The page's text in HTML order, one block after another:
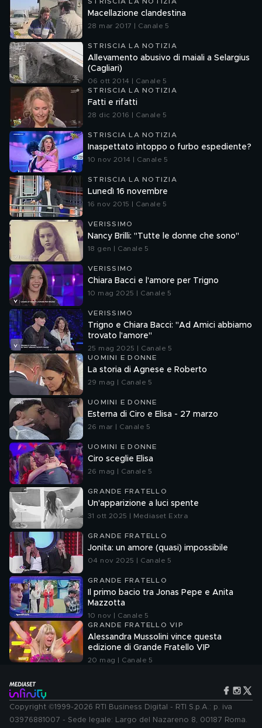
Macellazione clandestina
28 mar 2017 | Canale 5
STRISCIA LA NOTIZIA
Allevamento abusivo di maiali a Selargius
(Cagliari)
06 ott 2014 | Canale 5
STRISCIA LA NOTIZIA
Fatti e rifatti
28 dic 2016 | Canale 5
STRISCIA LA NOTIZIA
Inaspettato intoppo o furbo espediente?
10 nov 2014 | Canale 5
STRISCIA LA NOTIZIA
Lunedì 16 novembre
16 nov 2015 | Canale 5
VERISSIMO
Nancy Brilli: "Tutte le donne che sono"
18 gen | Canale 5
VERISSIMO
Chiara Bacci e l'amore per Trigno
10 mag 2025 | Canale 5
VERISSIMO
Trigno e Chiara Bacci: "Ad Amici abbiamo
trovato l'amore"
25 mag 2025 | Canale 5
UOMINI E DONNE
La storia di Agnese e Roberto
29 mag | Canale 5
UOMINI E DONNE
Esterna di Ciro e Elisa - 27 marzo
26 mar | Canale 5
UOMINI E DONNE
Ciro sceglie Elisa
26 mag | Canale 5
GRANDE FRATELLO
Un'apparizione a luci spente
31 ott 2025 | Mediaset Extra
GRANDE FRATELLO
Jonita: un amore (quasi) impossibile
04 nov 2025 | Canale 5
GRANDE FRATELLO
Il primo bacio tra Jonas Pepe e Anita
Mazzotta
10 nov | Canale 5
GRANDE FRATELLO VIP
Alessandra Mussolini vince questa
edizione di Grande Fratello VIP
20 mag | Canale 5
Copyright ©1999-2026 RTI Business Digital - RTI S.p.A.: p. iva
03976881007 - Sede legale: Largo del Nazareno 8, 00187 Roma.